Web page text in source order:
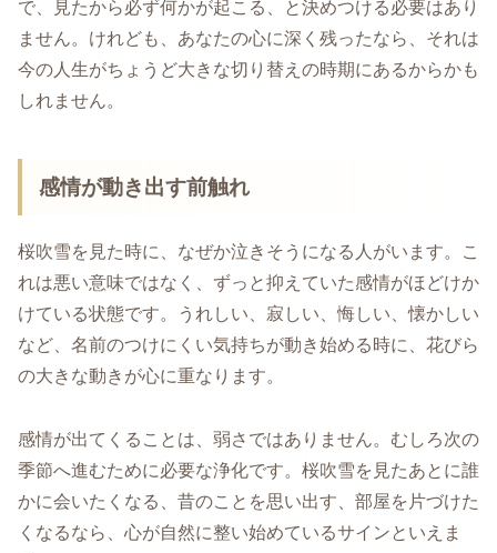
で、見たから必ず何かが起こる、と決めつける必要はあり
ません。けれども、あなたの心に深く残ったなら、それは
今の人生がちょうど大きな切り替えの時期にあるからかも
しれません。
感情が動き出す前触れ
桜吹雪を見た時に、なぜか泣きそうになる人がいます。こ
れは悪い意味ではなく、ずっと抑えていた感情がほどけか
けている状態です。うれしい、寂しい、悔しい、懐かしい
など、名前のつけにくい気持ちが動き始める時に、花びら
の大きな動きが心に重なります。
感情が出てくることは、弱さではありません。むしろ次の
季節へ進むために必要な浄化です。桜吹雪を見たあとに誰
かに会いたくなる、昔のことを思い出す、部屋を片づけた
くなるなら、心が自然に整い始めているサインといえま